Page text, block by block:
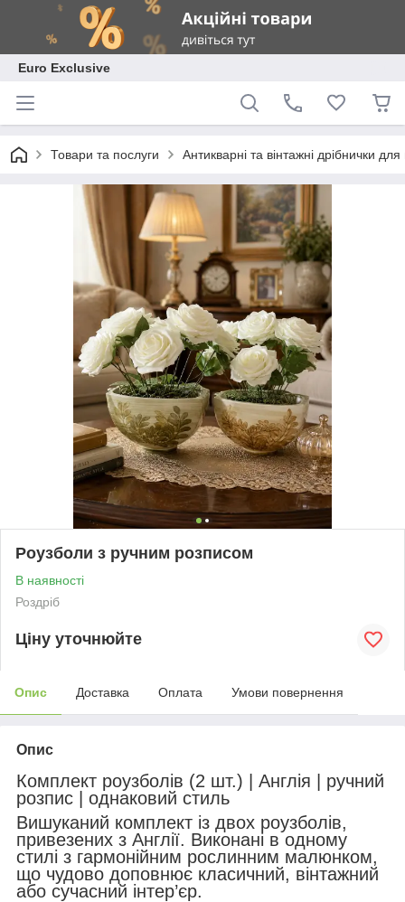
Euro Exclusive
Товари та послуги Антикварні та вінтажні дрібнички
Роузболи з ручним розписом
В наявності
Роздріб
Ціну уточнюйте
Опис Доставка Оплата Умови повернення
Опис
Комплект роузболів (2 шт.) | Англія | ручний
розпис | однаковий стиль
Вишуканий комплект із двох роузболів,
привезених з Англії. Виконані в одному
стилі з гармонійним рослинним малюнком,
що чудово доповнює класичний, вінтажний
або сучасний інтер’єр.